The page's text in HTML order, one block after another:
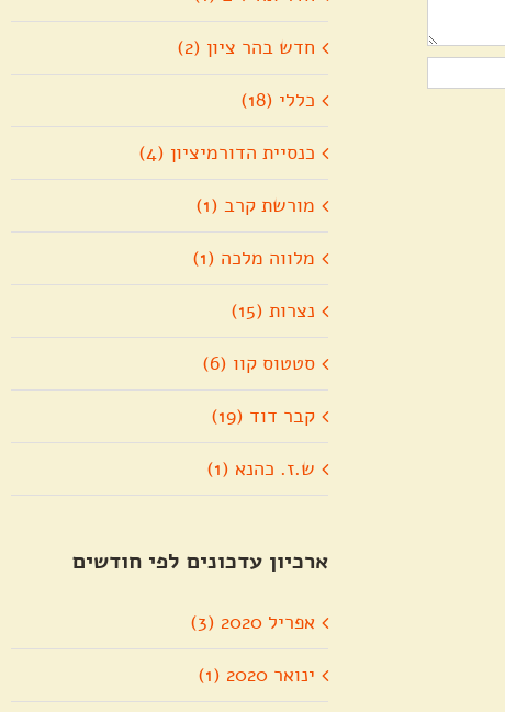
חדש בהר ציון (2)
כללי (18)
כנסיית הדורמיציון (4)
מורשת קרב (1)
מלווה מלכה (1)
נצרות (15)
סטטוס קוו (6)
קבר דוד (19)
ש.ז. כהנא (1)
ארכיון עדכונים לפי חודשים
אפריל 2020 (3)
ינואר 2020 (1)